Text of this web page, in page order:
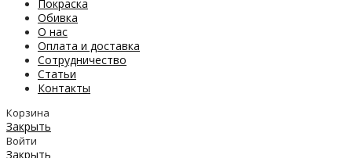
Покраска
Обивка
О нас
Оплата и доставка
Сотрудничество
Статьи
Контакты
Корзина
Закрыть
Войти
Закрыть